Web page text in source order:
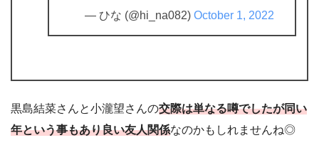
— ひな (@hi_na082) October 1, 2022
黒島結菜さんと小瀧望さんの交際は単なる噂でしたが同い
年という事もあり良い友人関係なのかもしれませんね◎